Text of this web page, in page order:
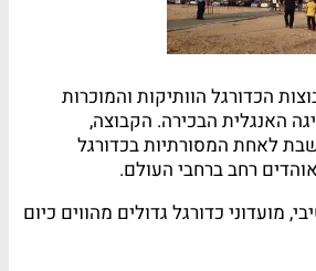
הכדורגל הוותיקות והמוכרות
האנגלית הבכירה. הקבוצה,
לאחת המסורתיות בכדורגל
רחב ברחבי העולם.
מועדוני כדורגל גדולים מהווים כיום